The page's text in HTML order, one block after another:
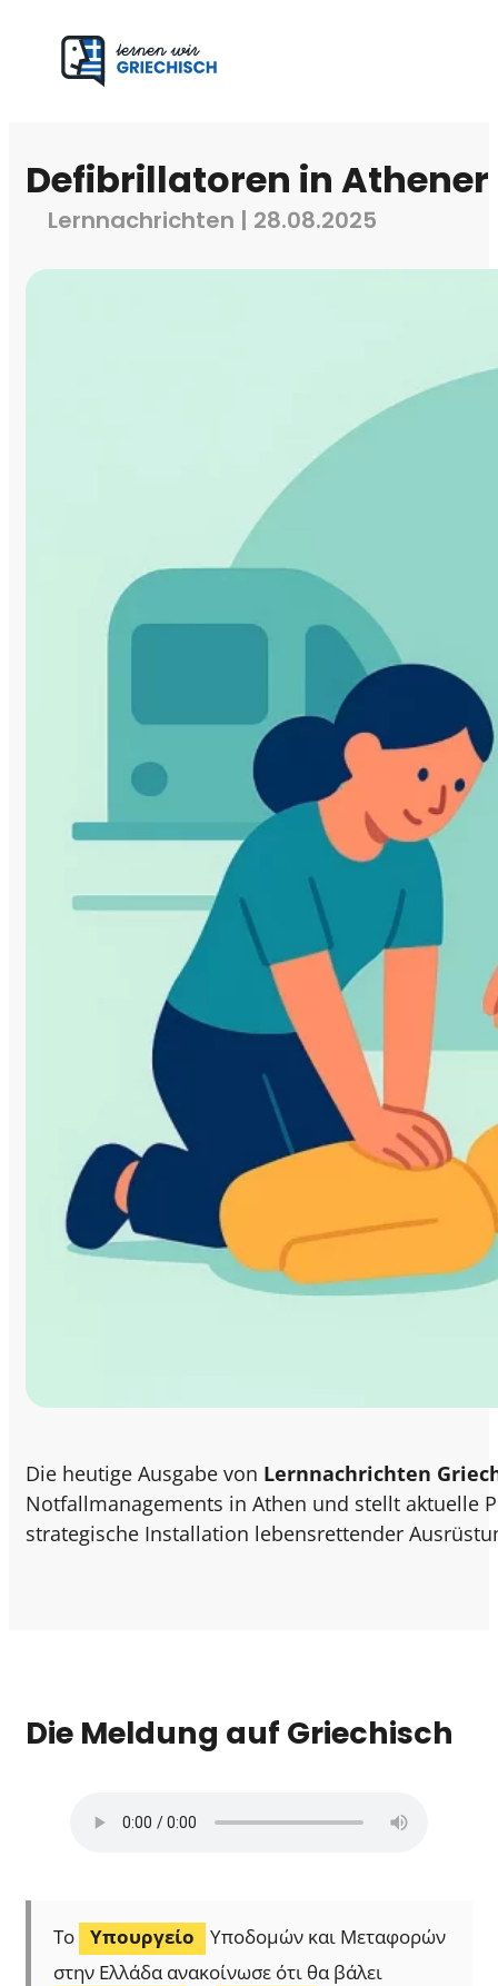
Defibrillatoren in
Lernnachrichten | 28.08.2025
Die heutige Ausgabe von Lernnachrichten
Notfallmanagements in Athen und stellt aktuelle
strategische Installation lebensrettender
Die Meldung auf Griechisch
Το Υπουργείο
Υποδομών και Μεταφορών
στην Ελλάδα ανακοίνωσε ότι θα βάλει